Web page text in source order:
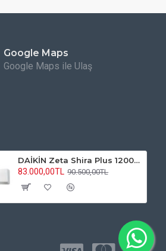
Google Maps
Google Maps ile Ulaş
DAİKİN Zeta Shira Plus 12000 BTU/h FTXM35A Inverter Klima R32
83.000,00TL 90.500,00TL